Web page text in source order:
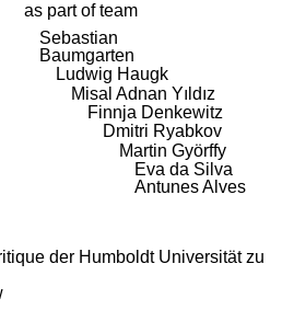
as part of team
Sebastian
Baumgarten
Ludwig Haugk
Misal Adnan Yıldız
Finnja Denkewitz
Dmitri Ryabkov
Martin Györffy
Eva da Silva
Antunes Alves
der Humboldt Universität zu